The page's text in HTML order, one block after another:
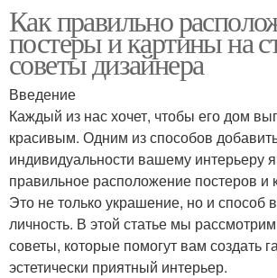
Как правильно
постеры и картины на
советы дизайнера
Введение
Каждый из нас хочет, чтобы его дом
красивым. Одним из способов
индивидуальности вашему интерьеру
правильное расположение постеров и
Это не только украшение, но и способ
личность. В этой статье мы
советы, которые помогут вам создать
эстетически приятный интерьер.